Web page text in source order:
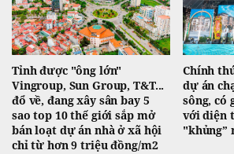
Tỉnh được "ông lớn"
Vingroup, Sun Group, T&T...
đổ về, đang xây sân bay 5
sao top 10 thế giới sắp mở
bán loạt dự án nhà ở xã hội
chỉ từ hơn 9 triệu đồng/m2
Chính
dự án
sông, có
với diện
"khủng”